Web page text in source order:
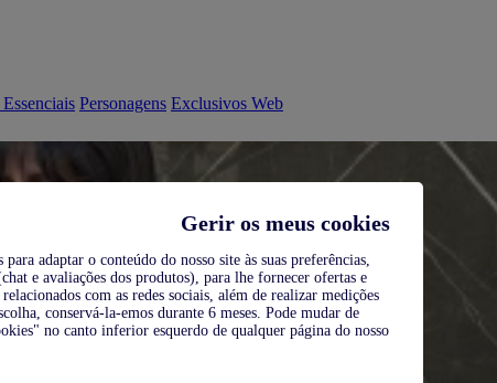
Gerir os meus cookies
adaptar o conteúdo do nosso site às suas preferências,
e avaliações dos produtos), para lhe fornecer ofertas e
com as redes sociais, além de realizar medições
conservá-la-emos durante 6 meses. Pode mudar de
no canto inferior esquerdo de qualquer página do nosso
Personagens Exclusivos Web